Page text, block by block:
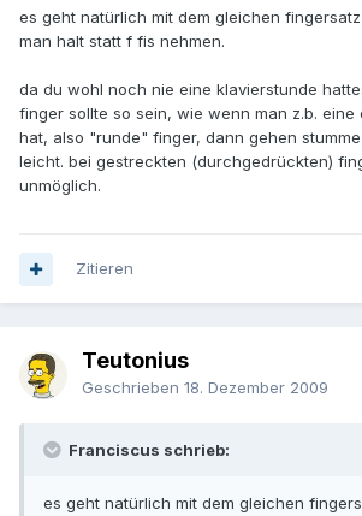
es geht natürlich mit dem gleichen
man halt statt f fis nehmen.
da du wohl noch nie eine klavierstunde
finger sollte so sein, wie wenn man z.b. eine
hat, also "runde" finger, dann gehen
leicht. bei gestreckten (durchgedrückten)
unmöglich.
Zitieren
Teutonius
Geschrieben 18. Dezember 2009
Franciscus schrieb:
es geht natürlich mit dem gleichen